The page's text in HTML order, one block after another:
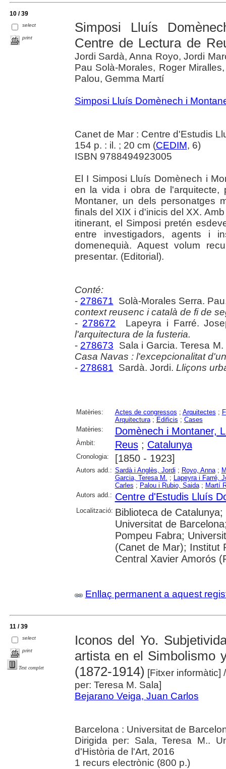
10 / 39
select
print
Simposi Lluís
Centre de Lectura de
Jordi Sardà, Anna Royo, Jordi
Pau Solà-Morales, Roger
Palou, Gemma Martí
Simposi Lluís Domènech i
Canet de Mar : Centre d'Estudis
154 p. : il. ; 20 cm (CEDIM, 6)
ISBN 9788494923005
El I Simposi Lluís Domènech i
en la vida i obra de l'arquitecte,
Montaner, un dels personatges
finals del XIX i d'inicis del XX.
itinerant, el Simposi pretén
entre investigadors, agents i
domenequià. Aquest volum
presentar. (Editorial).
Conté:
- 278671 Solà-Morales Serra.
context reusenc i català de fi de
- 278672 Lapeyra i Farré.
l'arquitectura de la fusteria.
- 278673 Sala i Garcia. Teresa M.
Casa Navas : l'excepcionalitat
- 278681 Sardà. Jordi. Lliçons
Matèries: Actes de congressos ; Arquitectes ;
Arquitectura; Edificis ; Cases
Matèries:
Domènech i Montaner,
Àmbit: Reus; Catalunya
Cronologia: [1850 - 1923]
Autors add.: Sardà i Anglès, Jordi ; Royo, Anna;
Garcia, Teresa M. ; Lapeyra i Farré,
Carles ; Palou i Rubio, Saida; Martí
Autors add.: Centre d'Estudis Lluís
Localització: Biblioteca de
Universitat de
Pompeu Fabra;
(Canet de Mar); Institut
Central Xavier Amorós
Enllaç permanent a aquest
11 / 39
select
print
Text complet
Iconos del Yo.
artista en el Simbolismo
(1872-1914) [Fitxer informàtic]
per: Teresa M. Sala]
Bejarano Veiga, Juan Carlos
Barcelona : Universitat de
Dirigida per: Sala, Teresa M..
d'Història de l'Art, 2016
1 recurs electrònic (800 p.)